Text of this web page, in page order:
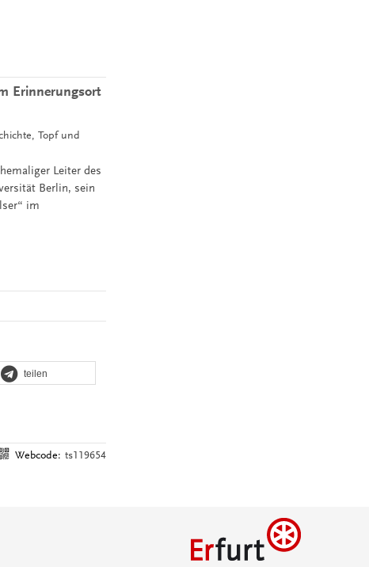
Erinnerungsort
Topf und
Leiter des
Berlin, sein
im
teilen
Webcode: ts119654